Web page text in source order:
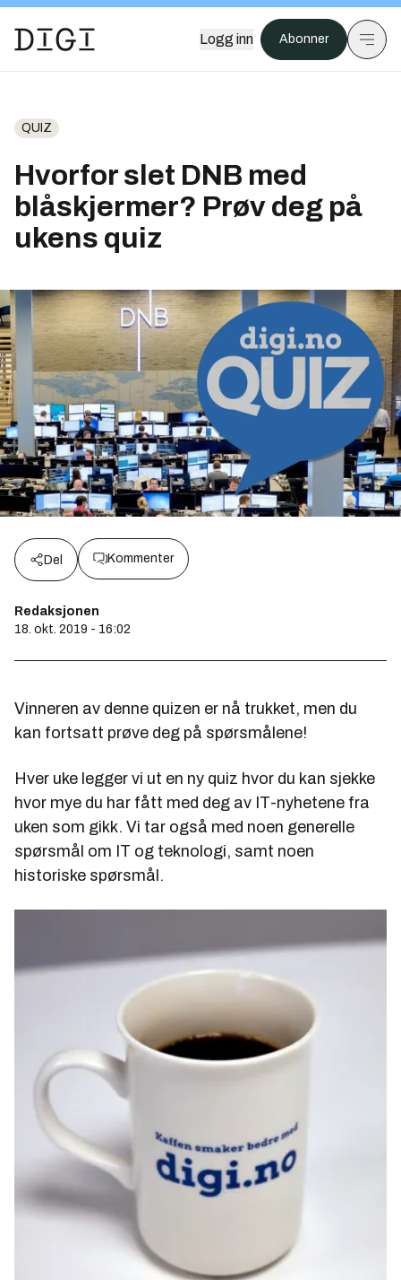
Logg inn Abonner
QUIZ
Hvorfor slet DNB med
blåskjermer? Prøv deg på
ukens quiz
Del Kommenter
Redaksjonen
18. okt. 2019 - 16:02
Vinneren av denne quizen er nå trukket, men du
kan fortsatt prøve deg på spørsmålene!
Hver uke legger vi ut en ny quiz hvor du kan sjekke
hvor mye du har fått med deg av IT-nyhetene fra
uken som gikk. Vi tar også med noen generelle
spørsmål om IT og teknologi, samt noen
historiske spørsmål.